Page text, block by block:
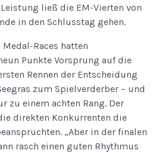
ließ die EM-Vierten von
in den Schlusstag gehen.
Races hatten
Punkte Vorsprung auf die
Rennen der Entscheidung
zum Spielverderber – und
zu einem achten Rang. Der
direkten Konkurrenten die
„Aber in der finalen
rasch einen guten Rhythmus